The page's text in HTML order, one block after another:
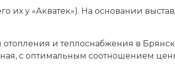
у «Акватек»). На основании
и теплоснабжения в
с оптимальным соотношением цены